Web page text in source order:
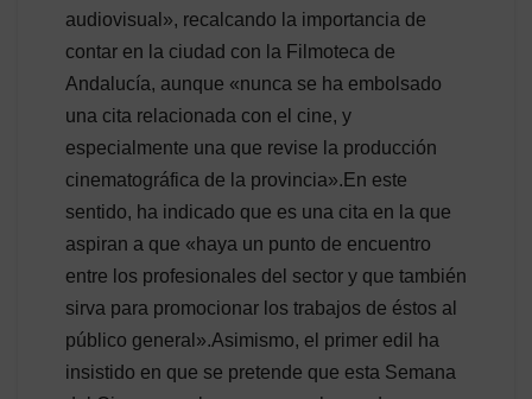
audiovisual», recalcando la importancia de
contar en la ciudad con la Filmoteca de
Andalucía, aunque «nunca se ha embolsado
una cita relacionada con el cine, y
especialmente una que revise la producción
cinematográfica de la provincia».En este
sentido, ha indicado que es una cita en la que
aspiran a que «haya un punto de encuentro
entre los profesionales del sector y que también
sirva para promocionar los trabajos de éstos al
público general».Asimismo, el primer edil ha
insistido en que se pretende que esta Semana